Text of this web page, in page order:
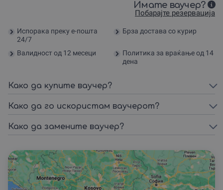
Имате ваучер?
Побарајте резервација
Испорака преку е-пошта
24/7
Брза достава со курир
Валидност од 12 месеци
Политика за враќање од 14
дена
Како да купите ваучер?
Како да го искористам ваучерот?
Како да замените ваучер?